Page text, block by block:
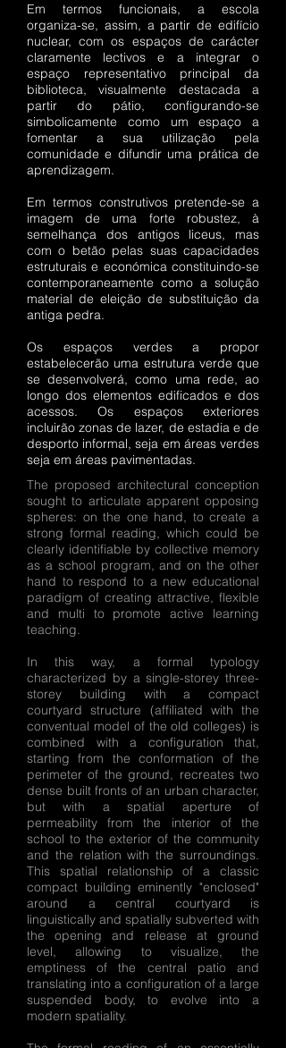
Em termos funcionais, a escola
organiza-se, assim, a partir de edifício
nuclear, com os espaços de carácter
claramente lectivos e a integrar o
espaço representativo principal da
biblioteca, visualmente destacada a
partir do pátio, configurando-se
simbolicamente como um espaço a
fomentar a sua utilização pela
comunidade e difundir uma prática de
aprendizagem.
Em termos construtivos pretende-se a
imagem de uma forte robustez, à
semelhança dos antigos liceus, mas
com o betão pelas suas capacidades
estruturais e económica constituindo-se
contemporaneamente como a solução
material de eleição de substituição da
antiga pedra.
Os espaços verdes a propor
estabelecerão uma estrutura verde que
se desenvolverá, como uma rede, ao
longo dos elementos edificados e dos
acessos. Os espaços exteriores
incluirão zonas de lazer, de estadia e de
desporto informal, seja em áreas verdes
seja em áreas pavimentadas.
The proposed architectural conception
sought to articulate apparent opposing
spheres: on the one hand, to create a
strong formal reading, which could be
clearly identifiable by collective memory
as a school program, and on the other
hand to respond to a new educational
paradigm of creating attractive, flexible
and multi to promote active learning
teaching.
In this way, a formal typology
characterized by a single-storey three-
storey building with a compact
courtyard structure (affiliated with the
conventual model of the old colleges) is
combined with a configuration that,
starting from the conformation of the
perimeter of the ground, recreates two
dense built fronts of an urban character,
but with a spatial aperture of
permeability from the interior of the
school to the exterior of the community
and the relation with the surroundings.
This spatial relationship of a classic
compact building eminently "enclosed"
around a central courtyard is
linguistically and spatially subverted with
the opening and release at ground
level, allowing to visualize, the
emptiness of the central patio and
translating into a configuration of a large
suspended body, to evolve into a
modern spatiality.